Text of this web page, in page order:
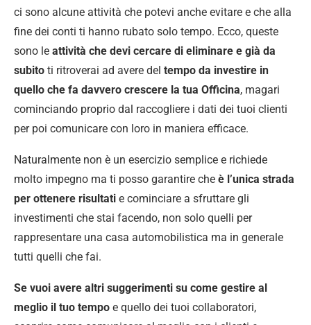
ci sono alcune attività che potevi anche evitare e che alla
fine dei conti ti hanno rubato solo tempo. Ecco, queste
sono le attività che devi cercare di eliminare e già da
subito ti ritroverai ad avere del tempo da investire in
quello che fa davvero crescere la tua Officina, magari
cominciando proprio dal raccogliere i dati dei tuoi clienti
per poi comunicare con loro in maniera efficace.
Naturalmente non è un esercizio semplice e richiede
molto impegno ma ti posso garantire che è l’unica strada
per ottenere risultati e cominciare a sfruttare gli
investimenti che stai facendo, non solo quelli per
rappresentare una casa automobilistica ma in generale
tutti quelli che fai.
Se vuoi avere altri suggerimenti su come gestire al
meglio il tuo tempo e quello dei tuoi collaboratori,